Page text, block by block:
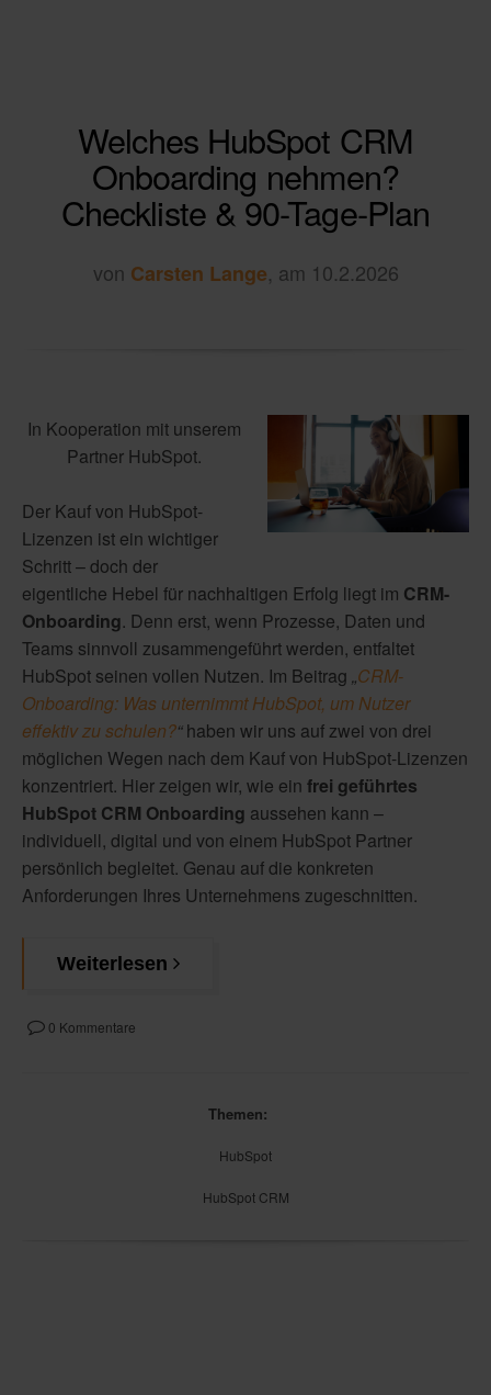
Welches HubSpot CRM
Onboarding nehmen?
Checkliste & 90-Tage-Plan
von Carsten Lange, am 10.2.2026
In Kooperation mit unserem
Partner HubSpot.
Der Kauf von HubSpot-
Lizenzen ist ein wichtiger
Schritt – doch der
eigentliche Hebel für nachhaltigen Erfolg liegt im CRM-
Onboarding. Denn erst, wenn Prozesse, Daten und
Teams sinnvoll zusammengeführt werden, entfaltet
HubSpot seinen vollen Nutzen. Im Beitrag „CRM-
Onboarding: Was unternimmt HubSpot, um Nutzer
effektiv zu schulen?“haben wir uns auf zwei von drei
möglichen Wegen nach dem Kauf von HubSpot-Lizenzen
konzentriert. Hier zeigen wir, wie ein frei geführtes
HubSpot CRM Onboarding aussehen kann –
individuell, digital und von einem HubSpot Partner
persönlich begleitet. Genau auf die konkreten
Anforderungen Ihres Unternehmens zugeschnitten.
Weiterlesen
0 Kommentare
Themen:
HubSpot
HubSpot CRM